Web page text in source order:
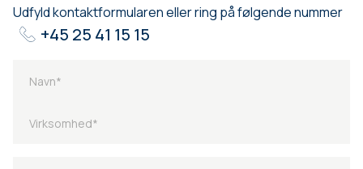
Udfyld kontaktformularen eller ring på følgende nummer
+45 25 41 15 15